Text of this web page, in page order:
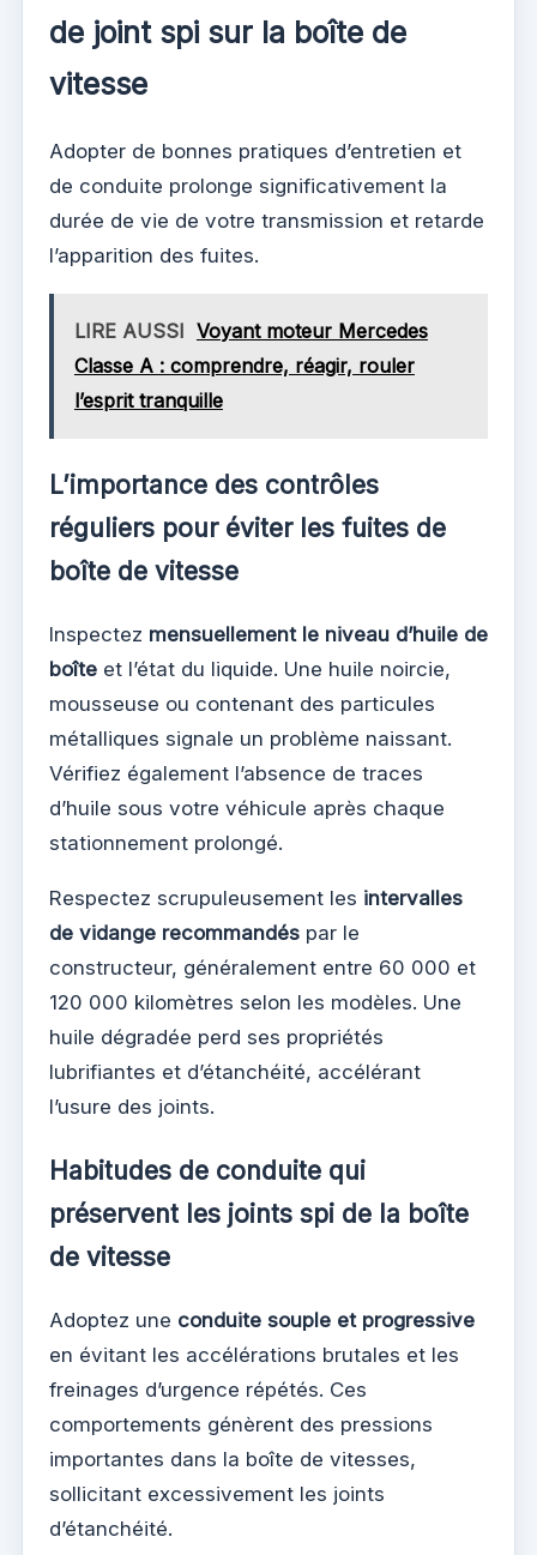
de joint spi sur la boîte de
vitesse
Adopter de bonnes pratiques d’entretien et
de conduite prolonge significativement la
durée de vie de votre transmission et retarde
l’apparition des fuites.
LIRE AUSSI Voyant moteur Mercedes
Classe A : comprendre, réagir, rouler
l’esprit tranquille
L’importance des contrôles
réguliers pour éviter les fuites de
boîte de vitesse
Inspectez mensuellement le niveau d’huile de
boîte et l’état du liquide. Une huile noircie,
mousseuse ou contenant des particules
métalliques signale un problème naissant.
Vérifiez également l’absence de traces
d’huile sous votre véhicule après chaque
stationnement prolongé.
Respectez scrupuleusement les intervalles
de vidange recommandés par le
constructeur, généralement entre 60 000 et
120 000 kilomètres selon les modèles. Une
huile dégradée perd ses propriétés
lubrifiantes et d’étanchéité, accélérant
l’usure des joints.
Habitudes de conduite qui
préservent les joints spi de la boîte
de vitesse
Adoptez une conduite souple et progressive
en évitant les accélérations brutales et les
freinages d’urgence répétés. Ces
comportements génèrent des pressions
importantes dans la boîte de vitesses,
sollicitant excessivement les joints
d’étanchéité.